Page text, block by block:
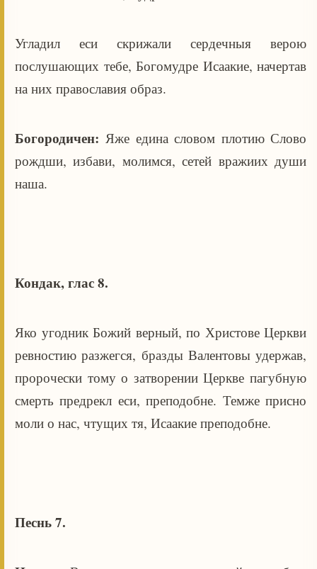
Угладил еси скрижали сердечныя верою
послушающих тебе, Богомудре Исаакие, начертав
на них православия образ.
Богородичен:Яже едина словом плотию Слово
рождши, избави, молимся, сетей вражиих души
наша.
Кондак, глас 8.
Яко угодник Божий верный, по Христове Церкви
ревностию разжегся, бразды Валентовы удержав,
пророчески тому о затворении Церкве пагубную
смерть предрекл еси, преподобне. Темже присно
моли о нас, чтущих тя, Исаакие преподобне.
Песнь 7.